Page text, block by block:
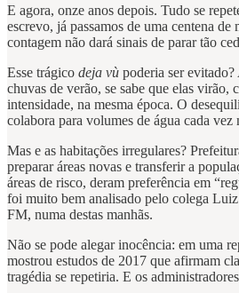
E agora, onze anos depois. Tudo se
escrevo, já passamos de uma centena de
contagem não dará sinais de parar tão
Esse trágico deja vù poderia ser
chuvas de verão, se sabe que elas virão,
intensidade, na mesma época. O
colabora para volumes de água cada
Mas e as habitações irregulares?
preparar áreas novas e transferir a
áreas de risco, deram preferência em
foi muito bem analisado pelo colega
FM, numa destas manhãs.
Não se pode alegar inocência: em uma
mostrou estudos de 2017 que afirmam
tragédia se repetiria. E os